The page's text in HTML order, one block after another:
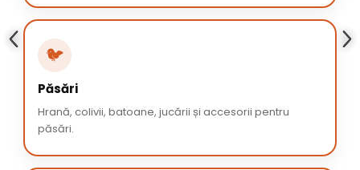
🐦
Păsări
Hrană, colivii, batoane, jucării și accesorii pentru
păsări.